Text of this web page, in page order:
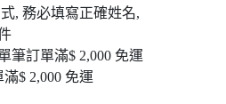
, 務必填寫正確姓名,
筆訂單滿$ 2,000 免運
$ 2,000 免運